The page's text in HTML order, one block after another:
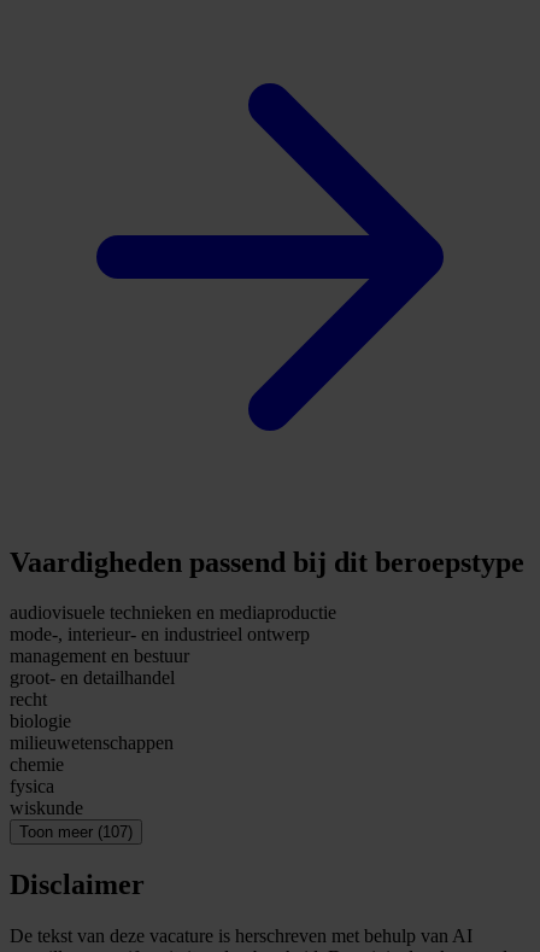
Vaardigheden passend bij dit beroepstype
audiovisuele technieken en mediaproductie
mode-, interieur- en industrieel ontwerp
management en bestuur
groot- en detailhandel
recht
biologie
milieuwetenschappen
chemie
fysica
wiskunde
Toon meer (107)
Disclaimer
De tekst van deze vacature is herschreven met behulp van AI